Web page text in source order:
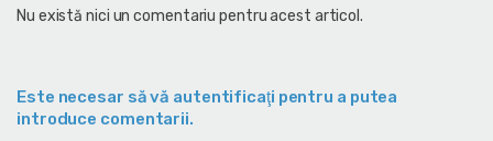
Nu există nici un comentariu pentru acest articol.
Este necesar să vă autentificaţi pentru a putea
introduce comentarii.